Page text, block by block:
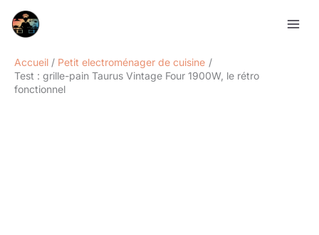
Accueil
Petit electroménager de cuisine
Test : grille-pain Taurus Vintage Four 1900W, le rétro
fonctionnel
Rechercher